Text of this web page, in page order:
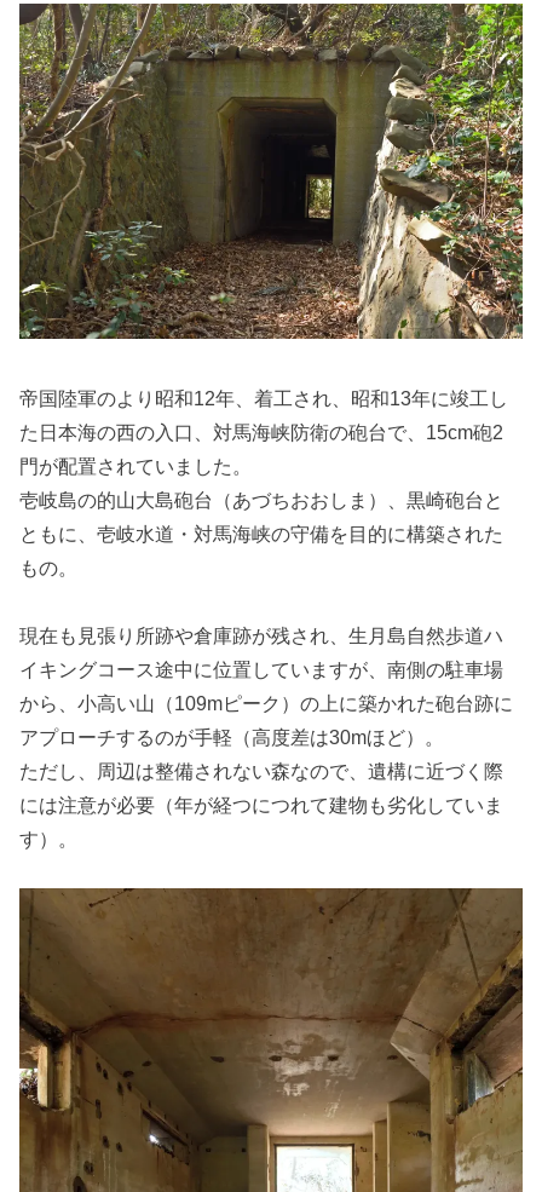
帝国陸軍のより昭和12年、着工され、昭和13年に竣工し
た日本海の西の入口、対馬海峡防衛の砲台で、15cm砲2
門が配置されていました。
壱岐島の的山大島砲台（あづちおおしま）、黒崎砲台と
ともに、壱岐水道・対馬海峡の守備を目的に構築された
もの。
現在も見張り所跡や倉庫跡が残され、生月島自然歩道ハ
イキングコース途中に位置していますが、南側の駐車場
から、小高い山（109mピーク）の上に築かれた砲台跡に
アプローチするのが手軽（高度差は30mほど）。
ただし、周辺は整備されない森なので、遺構に近づく際
には注意が必要（年が経つにつれて建物も劣化していま
す）。